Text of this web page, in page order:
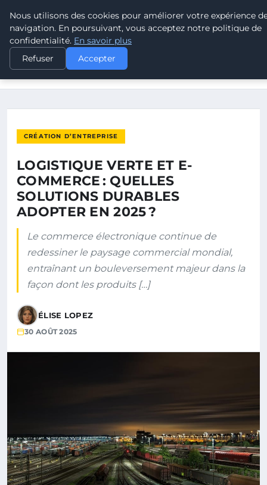
POUVOIR OUVRIER
ACCUEIL
CRÉATION D’ENTREPRISE
LOGISTIQUE VERTE ET E-COMMERCE : QUELLES SOLUTIONS
CRÉATION D’ENTREPRISE
LOGISTIQUE VERTE ET E-
COMMERCE : QUELLES
SOLUTIONS DURABLES
ADOPTER EN 2025 ?
Le commerce électronique continue de
redessiner le paysage commercial mondial,
entraînant un bouleversement majeur dans la
façon dont les produits […]
ÉLISE LOPEZ
30 AOÛT 2025
Nous utilisons des cookies pour améliorer votre expérience
navigation. En poursuivant, vous acceptez notre politique de
confidentialité. En savoir plus
Refuser
Accepter